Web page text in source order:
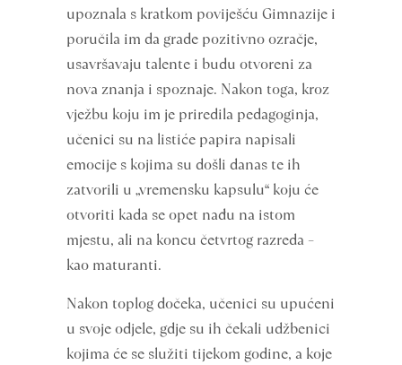
upoznala s kratkom poviješću Gimnazije i
poručila im da grade pozitivno ozračje,
usavršavaju talente i budu otvoreni za
nova znanja i spoznaje. Nakon toga, kroz
vježbu koju im je priredila pedagoginja,
učenici su na listiće papira napisali
emocije s kojima su došli danas te ih
zatvorili u „vremensku kapsulu“ koju će
otvoriti kada se opet nađu na istom
mjestu, ali na koncu četvrtog razreda –
kao maturanti.
Nakon toplog dočeka, učenici su upućeni
u svoje odjele, gdje su ih čekali udžbenici
kojima će se služiti tijekom godine, a koje